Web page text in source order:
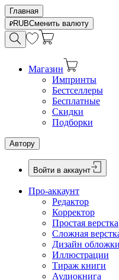
Главная
RUBСменить валюту
Магазин
Импринты
Бестселлеры
Бесплатные
Скидки
Подборки
Автору
Войти в аккаунт
Про-аккаунт
Редактор
Корректор
Простая верстка
Сложная
Дизайн обложки
Иллюстрации
Тираж книги
Аудиокнига